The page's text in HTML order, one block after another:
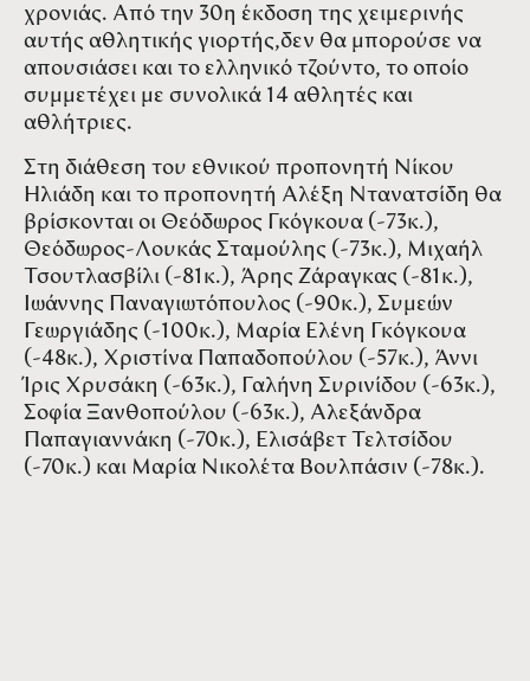
χρονιάς. Από την 30η έκδοση της χειμερινής
αυτής αθλητικής γιορτής,δεν θα μπορούσε να
απουσιάσει και το ελληνικό τζούντο, το οποίο
συμμετέχει με συνολικά 14 αθλητές και
αθλήτριες.
Στη διάθεση του εθνικού προπονητή Νίκου
Ηλιάδη και το προπονητή Αλέξη Ντανατσίδη θα
βρίσκονται οι Θεόδωρος Γκόγκουα (-73κ.),
Θεόδωρος-Λουκάς Σταμούλης (-73κ.), Μιχαήλ
Τσουτλασβίλι (-81κ.), Άρης Ζάραγκας (-81κ.),
Ιωάννης Παναγιωτόπουλος (-90κ.), Συμεών
Γεωργιάδης (-100κ.), Μαρία Ελένη Γκόγκουα
(-48κ.), Χριστίνα Παπαδοπούλου (-57κ.), Άννι
Ίρις Χρυσάκη (-63κ.), Γαλήνη Συρινίδου (-63κ.),
Σοφία Ξανθοπούλου (-63κ.), Αλεξάνδρα
Παπαγιαννάκη (-70κ.), Ελισάβετ Τελτσίδου
(-70κ.) και Μαρία Νικολέτα Βουλπάσιν (-78κ.).